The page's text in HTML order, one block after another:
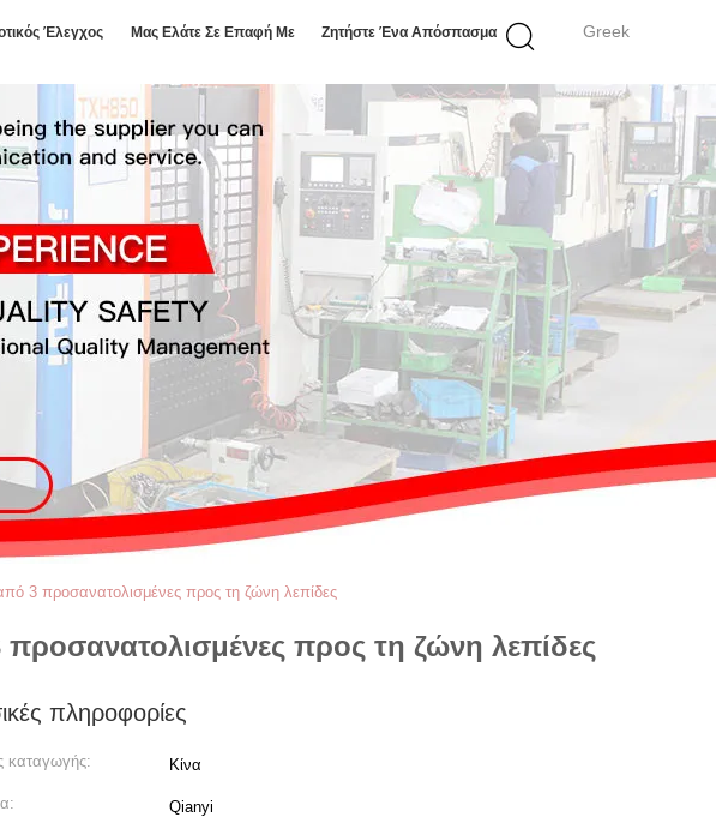
Greek
Έλεγχος Μας Ελάτε Σε Επαφή Με Ζητήστε Ένα Απόσπασμα
3 προσανατολισμένες προς τη ζώνη λεπίδες
προς τη ζώνη λεπίδες
πληροφορίες
καταγωγής: Κίνα
Qianyi